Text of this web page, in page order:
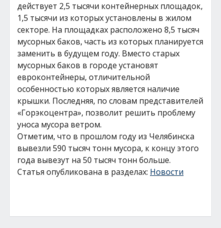
действует 2,5 тысячи контейнерных площадок,
1,5 тысячи из которых установлены в жилом
секторе. На площадках расположено 8,5 тысяч
мусорных баков, часть из которых планируется
заменить в будущем году. Вместо старых
мусорных баков в городе установят
евроконтейнеры, отличительной
особенностью которых является наличие
крышки. Последняя, по словам представителей
«Горэкоцентра», позволит решить проблему
уноса мусора ветром.
Отметим, что в прошлом году из Челябинска
вывезли 590 тысяч тонн мусора, к концу этого
года вывезут на 50 тысяч тонн больше.
Статья опубликована в разделах: Новости